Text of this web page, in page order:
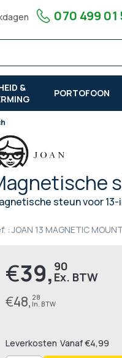
070 499 01
&
PORTOFOON
steun voor
: JOAN 13 MAGNETIC
€39, 90
€48, 28
Leverkosten Vanaf €4,99